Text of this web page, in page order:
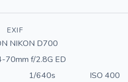
EXIF
NIKON D700
70mm f/2.8G ED
1/640s
ISO 400